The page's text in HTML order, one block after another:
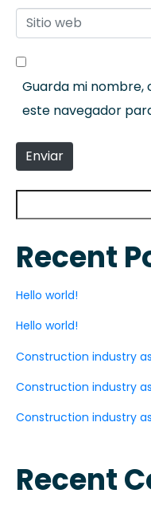
Sitio web
Guarda mi
este navegador
Enviar
Recent
Hello world!
Hello world!
Construction industry
Construction industry
Construction industry
Recent